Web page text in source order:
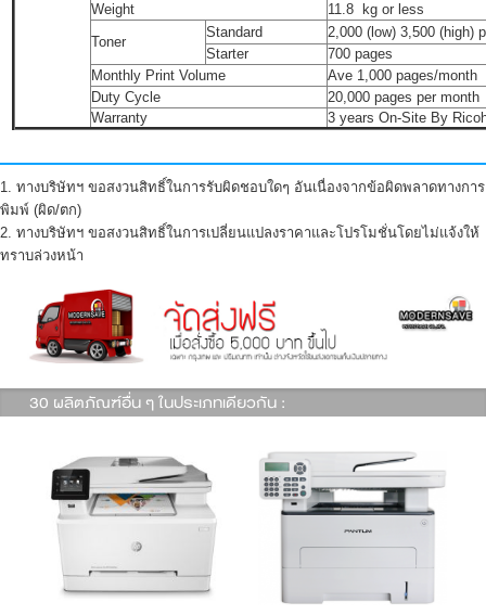
Weight
11.8 kg or less
Toner
Standard
2,000 (low) 3,500 (high)
Starter
700 pages
Monthly Print Volume
Ave 1,000 pages/month
Duty Cycle
20,000 pages per month
Warranty
3 years On-Site By
1. ทางบริษัทฯ ขอสงวนสิทธิ์ในการรับผิดชอบใดๆ อันเนื่องจากข้อผิดพลาดทางการ
พิมพ์ (ผิด/ตก)
2. ทางบริษัทฯ ขอสงวนสิทธิ์ในการเปลี่ยนแปลงราคาและโปรโมชั่นโดยไม่แจ้งให้
ทราบล่วงหน้า
30 ผลิตภัณฑ์อื่น ๆ ในประเภทเดียวกัน :